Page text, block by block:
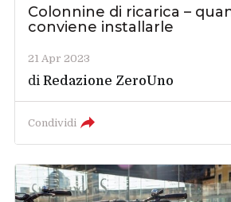
Colonnine di ricarica –
conviene installarle
21 Apr 2023
diRedazione ZeroUno
Condividi